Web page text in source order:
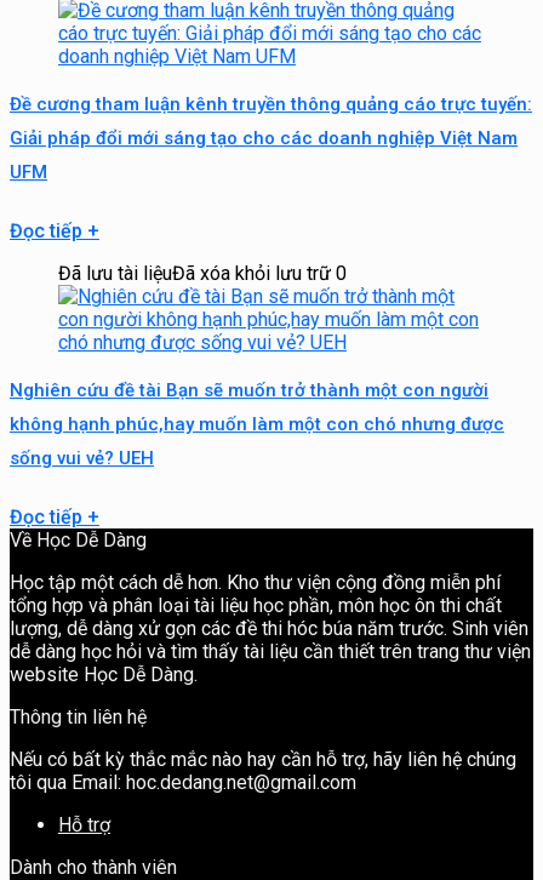
Đề cương tham luận kênh truyền thông quảng cáo trực tuyến:
Giải pháp đổi mới sáng tạo cho các doanh nghiệp Việt Nam
UFM
Đọc tiếp +
Đã lưu tài liệuĐã xóa khỏi lưu trữ 0
Nghiên cứu đề tài Bạn sẽ muốn trở thành một con người
không hạnh phúc,hay muốn làm một con chó nhưng được
sống vui vẻ? UEH
Đọc tiếp +
Về Học Dễ Dàng
Học tập một cách dễ hơn. Kho thư viện cộng đồng miễn phí
tổng hợp và phân loại tài liệu học phần, môn học ôn thi chất
lượng, dễ dàng xử gọn các đề thi hóc búa năm trước. Sinh viên
dễ dàng học hỏi và tìm thấy tài liệu cần thiết trên trang thư viện
website Học Dễ Dàng.
Thông tin liên hệ
Nếu có bất kỳ thắc mắc nào hay cần hỗ trợ, hãy liên hệ chúng
tôi qua Email: hoc.dedang.net@gmail.com
Hỗ trợ
Dành cho thành viên